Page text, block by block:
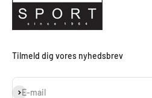
Tilmeld dig vores nyhedsbrev
E-mail
Abonnér